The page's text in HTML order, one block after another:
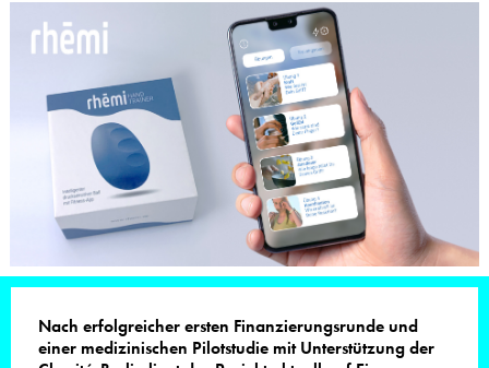
Nach erfolgreicher ersten Finanzierungsrunde und
einer medizinischen Pilotstudie mit Unterstützung der